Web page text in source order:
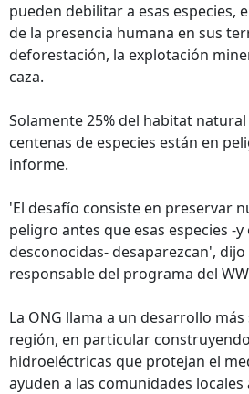
pueden debilitar a esas especies,
de la presencia humana en sus
deforestación, la explotación
caza.
Solamente 25% del habitat
centenas de especies están en
informe.
'El desafío consiste en preservar
peligro antes que esas especies -
desconocidas- desaparezcan',
responsable del programa del
La ONG llama a un desarrollo
región, en particular
hidroeléctricas que protejan el
ayuden a las comunidades